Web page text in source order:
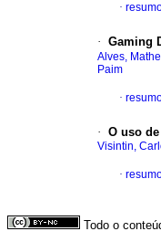
·
· Gaming
Alves,
Paim
·
· O uso
Visintin,
·
Todo o